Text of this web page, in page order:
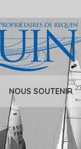
NOUS SOUTENIR